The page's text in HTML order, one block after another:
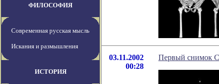
ФИЛОСОФИЯ
Современная русская мысль
Искания и размышления
ИСТОРИЯ
03.11.2002
00:28
Первый снимок